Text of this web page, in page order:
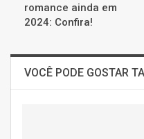
romance ainda em
2024: Confira!
VOCÊ PODE GOSTAR